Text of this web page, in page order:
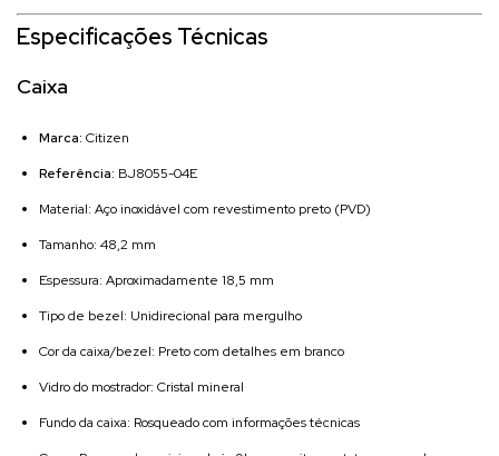
Especificações Técnicas
Caixa
Marca: Citizen
Referência: BJ8055-04E
Material: Aço inoxidável com revestimento preto (PVD)
Tamanho: 48,2 mm
Espessura: Aproximadamente 18,5 mm
Tipo de bezel: Unidirecional para mergulho
Cor da caixa/bezel: Preto com detalhes em branco
Vidro do mostrador: Cristal mineral
Fundo da caixa: Rosqueado com informações técnicas